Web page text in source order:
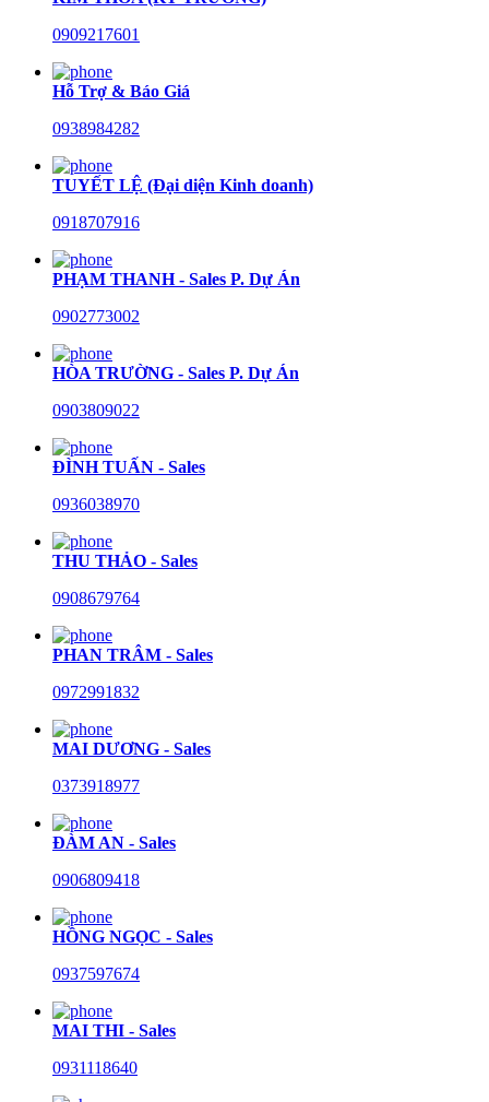
0909217601
Hỗ Trợ & Báo Giá
0938984282
TUYẾT LỆ (Đại diện Kinh doanh)
0918707916
PHẠM THANH - Sales P. Dự Án
0902773002
HÒA TRƯỜNG - Sales P. Dự Án
0903809022
ĐÌNH TUẤN - Sales
0936038970
THU THẢO - Sales
0908679764
PHAN TRÂM - Sales
0972991832
MAI DƯƠNG - Sales
0373918977
ĐÀM AN - Sales
0906809418
HỒNG NGỌC - Sales
0937597674
MAI THI - Sales
0931118640